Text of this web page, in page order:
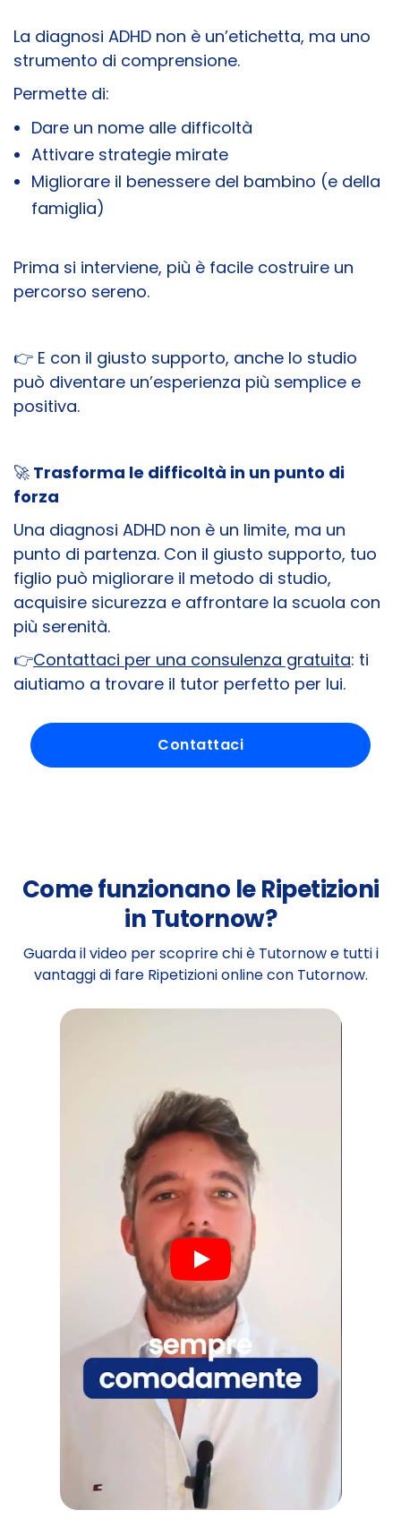
La diagnosi ADHD non è un’etichetta, ma uno
strumento di comprensione.
Permette di:
Dare un nome alle difficoltà
Attivare strategie mirate
Migliorare il benessere del bambino (e della
famiglia)
Prima si interviene, più è facile costruire un
percorso sereno.
👉 E con il giusto supporto, anche lo studio
può diventare un’esperienza più semplice e
positiva.
🚀 Trasforma le difficoltà in un punto di
forza
Una diagnosi ADHD non è un limite, ma un
punto di partenza. Con il giusto supporto, tuo
figlio può migliorare il metodo di studio,
acquisire sicurezza e affrontare la scuola con
più serenità.
👉Contattaci per una consulenza gratuita: ti
aiutiamo a trovare il tutor perfetto per lui.
Contattaci
Come funzionano le Ripetizioni
in Tutornow?
Guarda il video per scoprire chi è Tutornow e tutti i
vantaggi di fare Ripetizioni online con Tutornow.